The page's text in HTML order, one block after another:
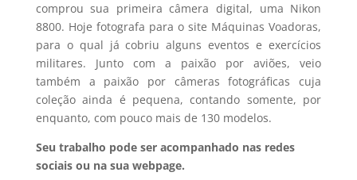
comprou sua primeira câmera digital, uma Nikon
8800. Hoje fotografa para o site Máquinas Voadoras,
para o qual já cobriu alguns eventos e exercícios
militares. Junto com a paixão por aviões, veio
também a paixão por câmeras fotográficas cuja
coleção ainda é pequena, contando somente, por
enquanto, com pouco mais de 130 modelos.
Seu trabalho pode ser acompanhado nas redes
sociais ou na sua webpage.